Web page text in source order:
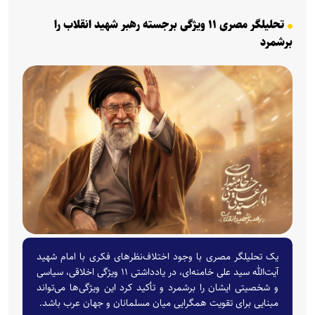
تحلیلگر مصری ۱۱ ویژگی برجسته رهبر شهید انقلاب را
برشمرد
یک تحلیلگر مصری با وجود اختلاف‌نظر‌های فکری با امام شهید
آیت‌الله سید علی خامنه‌ای، در یادداشتی ۱۱ ویژگی اخلاقی، سیاسی
و شخصیتی ایشان را برشمرد و تأکید کرد این ویژگی‌ها می‌تواند
مبنایی برای تقویت همگرایی میان مسلمانان و جهان عرب باشد.